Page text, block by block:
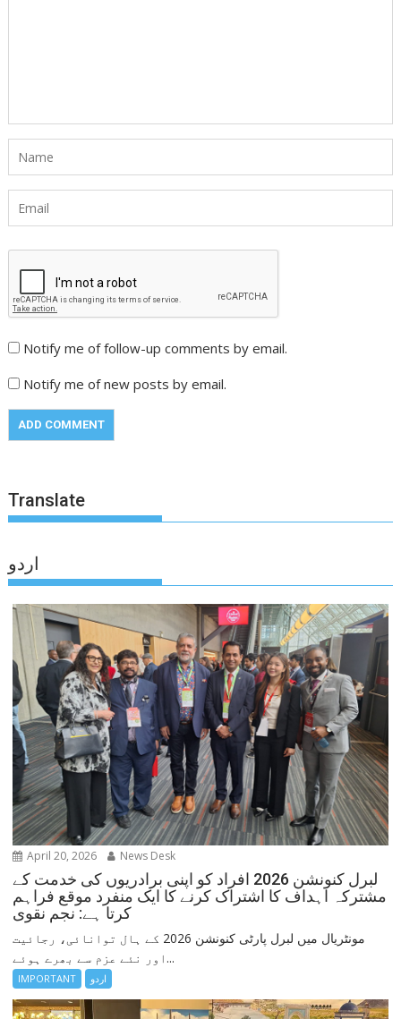
Notify me of follow-up comments by email.
Notify me of new posts by email.
Translate
اردو
April 20, 2026 News Desk
لبرل کنونشن 2026 افراد کو اپنی برادریوں کی خدمت کے
مشترکہ اہداف کا اشتراک کرنے کا ایک منفرد موقع فراہم
کرتا ہے: نجم نقوی
مونٹریال میں لبرل پارٹی کنونشن 2026 کے ہال توانائی، رجائیت
اور نئے عزم سے بھرے ہوئے...
IMPORTANT اردو